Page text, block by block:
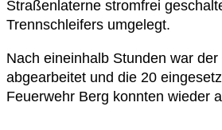
Straßenlaterne stromfrei
Trennschleifers umgelegt.
Nach eineinhalb Stunden war der
abgearbeitet und die 20
Feuerwehr Berg konnten wieder